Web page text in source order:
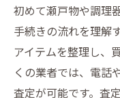
山形市で
地元で信頼
地域の特
口コミか
初めて瀬戸物や調理
手続きの流れを理解
アイテムを整理し、
くの業者では、電話
査定が可能です。査